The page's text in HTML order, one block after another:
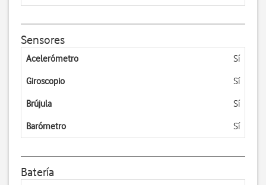
Sensores
Acelerómetro Sí
Giroscopio Sí
Brújula Sí
Barómetro Sí
Batería